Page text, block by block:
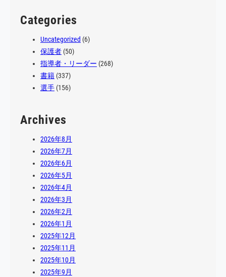
Categories
Uncategorized (6)
保護者 (50)
指導者・リーダー (268)
書籍 (337)
選手 (156)
Archives
2026年8月
2026年7月
2026年6月
2026年5月
2026年4月
2026年3月
2026年2月
2026年1月
2025年12月
2025年11月
2025年10月
2025年9月